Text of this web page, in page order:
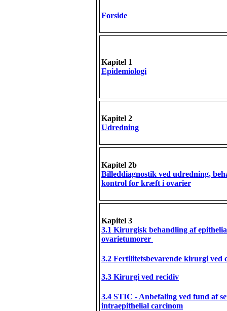
Forside
Kapitel 1
Epidemiologi
Kapitel 2
Udredning
Kapitel 2b
Billeddiagnostik ved udredning,
kontrol for kræft i ovarier
Kapitel 3
3.1 Kirurgisk behandling af
ovarietumorer
3.2 Fertilitetsbevarende kirurgi ved
3.3 Kirurgi ved recidiv
3.4 STIC - Anbefaling ved fund af
intraepithelial carcinom